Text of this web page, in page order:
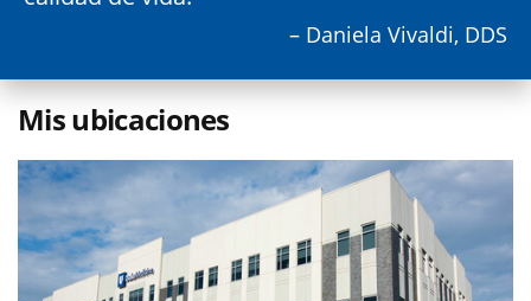
– Daniela Vivaldi, DDS
Mis ubicaciones